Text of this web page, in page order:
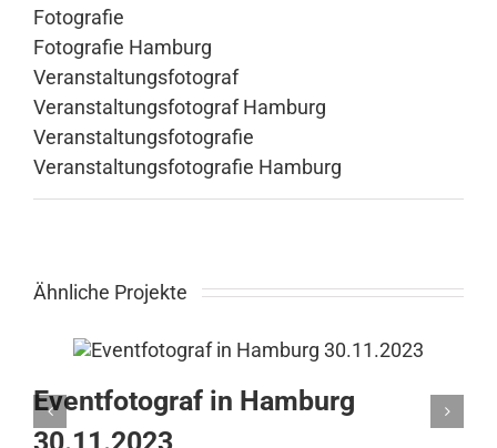
Fotografie
Fotografie Hamburg
Veranstaltungsfotograf
Veranstaltungsfotograf Hamburg
Veranstaltungsfotografie
Veranstaltungsfotografie Hamburg
Ähnliche Projekte
Eventfotograf in Hamburg
30.11.2023